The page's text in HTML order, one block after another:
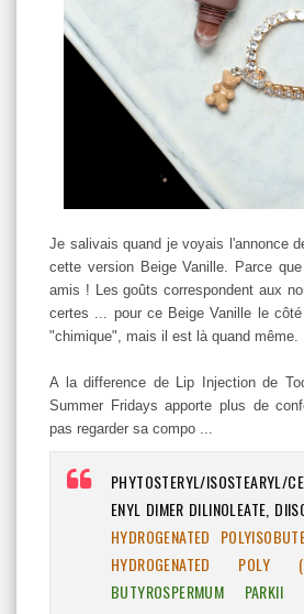
Je salivais quand je voyais l'annonce
cette version Beige Vanille. Parce
amis ! Les goûts correspondent aux
certes ... pour ce Beige Vanille le
"chimique", mais il est là quand même.
A la difference de Lip Injection de
Summer Fridays apporte plus de
pas regarder sa compo ...
PHYTOSTERYL/ISOSTEARYL/
ENYL DIMER DILINOLEATE,
HYDROGENATED
HYDROGENATED POLY
BUTYROSPERMUM